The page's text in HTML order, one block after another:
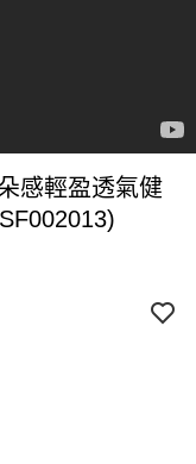
感輕盈透氣健